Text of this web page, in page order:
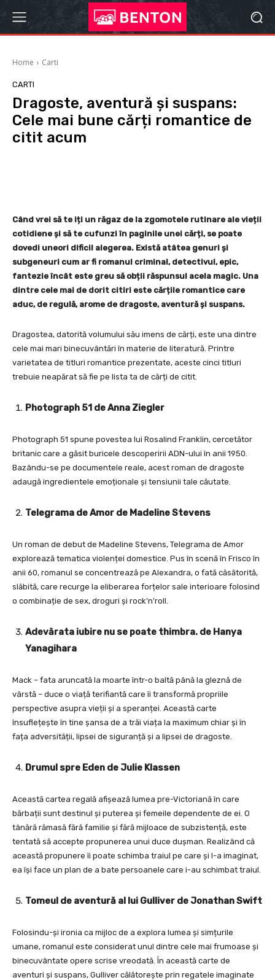
Home Carti
CARTI
Dragoste, aventură și suspans:
Cele mai bune cărți romantice de
citit acum
Când vrei să te iți un răgaz de la zgomotele rutinare ale vieții
cotidiene și să te cufunzi în paginile unei cărți, se poate
dovedi uneori dificil alegerea. Există atâtea genuri și
subgeneuri cum ar fi romanul criminal, detectivul, epic,
fantezie încât este greu să obții răspunsul acela magic. Una
dintre cele mai de dorit citiri este cărțile romantice care
aduc, de regulă, arome de dragoste, aventură și suspans.
Dragostea, datorită volumului său imens de cărți, este una dintre
cele mai mari binecuvântări în materie de literatură. Printre
varietatea de titluri romantice prezentate, aceste cinci titluri
trebuie neapărat să fie pe lista ta de cărți de citit.
Photograph 51 de Anna Ziegler
Photograph 51 spune povestea lui Rosalind Franklin, cercetător
britanic care a găsit buricele descoperirii ADN-ului în anii 1950.
Bazându-se pe documentele reale, acest roman de dragoste
adaugă ingredientele emoționale și tensiunii tale căutate.
Telegrama de Amor de Madeline Stevens
Un roman de debut de Madeline Stevens, Telegrama de Amor
explorează tematica violenței domestice. Pus în scenă în Frisco în
anii 60, romanul se concentrează pe Alexandra, o fată căsătorită,
slăbită, care recurge la eliberarea forțelor sale interioare folosind
o combinație de sex, droguri și rock’n’roll.
Adevărata iubire nu se poate thimbra. de Hanya
Yanagihara
Mack – fata aruncată la moarte într-o baltă până la gleznă de
vârstă – duce o viață terifiantă care îi transformă propriile
perspective asupra vieții și a speranței. Această carte
însuflețește în tine șansa de a trăi viața la maximum chiar și în
fața adversității, lipsei de siguranță și a lipsei de dragoste.
Drumul spre Eden de Julie Klassen
Această cartea regală afișează lumea pre-Victoriană în care
bărbații sunt destinul și puterea și femeile dependente de ei. O
tânără rămasă fără familie și fără mijloace de subzistență, este
tentată să accepte propunerea unui duce dușman. Realizând că
această propunere îi poate schimba traiul pe care și l-a imaginat,
ea își face un plan de a bate persoanele care i-au schimbat traiul.
Tomeul de aventură al lui Gulliver de Jonathan Swift
Folosindu-și ironia ca mijloc de a explora lumea și simțurile
umane, romanul este considerat unul dintre cele mai frumoase și
binecuvântate opere scrise vreodată. În această carte de
aventuri și suspans, Gulliver călătorește prin regatele imaginate